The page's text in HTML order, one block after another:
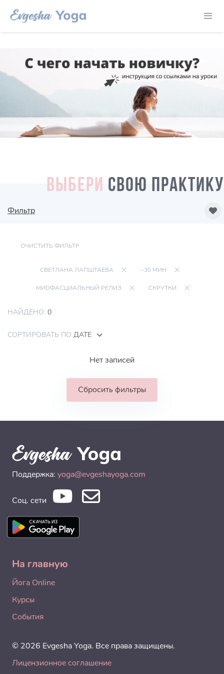
ВЫБЕРИ СВОЮ ПРАКТИКУ
Фильтр
ОЧИСТИТЬ ФИЛЬТР
СВЕТЛАНА ЛАПШТАЕВА ~30 МИН
МИОФАСЦИАЛЬНЫЙ РЕЛИЗ СКРУТКИ
НАЙДЕНО: 0
СОРТИРОВАТЬ ПО ДАТЕ
Нет записей
Сбросить фильтры
Поддержка: yoga@evgeshayoga.com
Соц. сети
На главную
Йога Online
Курсы
События
© 2026 Evgesha Yoga. Все права защищены.
Лицензионное соглашение